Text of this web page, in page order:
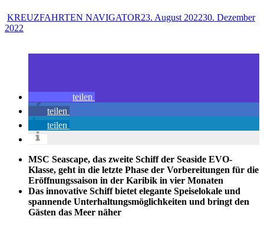
KREUZFAHRTEN NAVIGATOR23. August 202230. Dezember
2022
teilen
teilen
teilen
MSC Seascape, das zweite Schiff der Seaside EVO-
Klasse, geht in die letzte Phase der Vorbereitungen für die
Eröffnungssaison in der Karibik in vier Monaten
Das innovative Schiff bietet elegante Speiselokale und
spannende Unterhaltungsmöglichkeiten und bringt den
Gästen das Meer näher